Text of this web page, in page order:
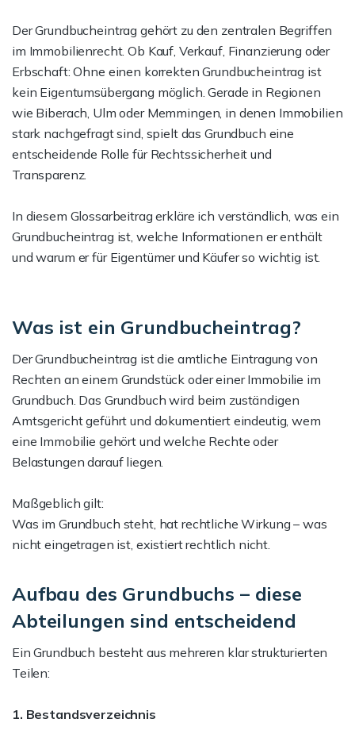
Der Grundbucheintrag gehört zu den zentralen Begriffen
im Immobilienrecht. Ob Kauf, Verkauf, Finanzierung oder
Erbschaft: Ohne einen korrekten Grundbucheintrag ist
kein Eigentumsübergang möglich. Gerade in Regionen
wie Biberach, Ulm oder Memmingen, in denen Immobilien
stark nachgefragt sind, spielt das Grundbuch eine
entscheidende Rolle für Rechtssicherheit und
Transparenz.
In diesem Glossarbeitrag erkläre ich verständlich, was ein
Grundbucheintrag ist, welche Informationen er enthält
und warum er für Eigentümer und Käufer so wichtig ist.
Was ist ein Grundbucheintrag?
Der Grundbucheintrag ist die amtliche Eintragung von
Rechten an einem Grundstück oder einer Immobilie im
Grundbuch. Das Grundbuch wird beim zuständigen
Amtsgericht geführt und dokumentiert eindeutig, wem
eine Immobilie gehört und welche Rechte oder
Belastungen darauf liegen.
Maßgeblich gilt:
Was im Grundbuch steht, hat rechtliche Wirkung – was
nicht eingetragen ist, existiert rechtlich nicht.
Aufbau des Grundbuchs – diese
Abteilungen sind entscheidend
Ein Grundbuch besteht aus mehreren klar strukturierten
Teilen:
1. Bestandsverzeichnis